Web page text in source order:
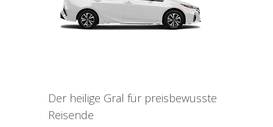
Der heilige Gral für preisbewusste
Reisende